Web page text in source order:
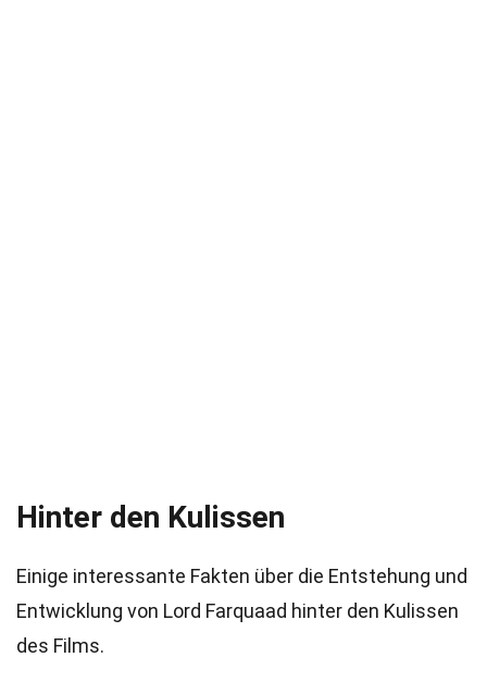
Hinter den Kulissen
Einige interessante Fakten über die Entstehung und
Entwicklung von Lord Farquaad hinter den Kulissen
des Films.